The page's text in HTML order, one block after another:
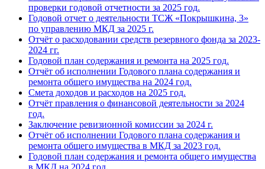
проверки годовой отчетности за 2025 год.
Годовой отчет о деятельности ТСЖ «Покрышкина, 3»
по управлению МКД за 2025 г.
Отчёт о расходовании средств резервного фонда за 2023-
2024 гг.
Годовой план содержания и ремонта на 2025 год.
Отчёт об исполнении Годового плана содержания и
ремонта общего имущества на 2024 год.
Смета доходов и расходов на 2025 год.
Отчёт правления о финансовой деятельности за 2024
год.
Заключение ревизионной комиссии за 2024 г.
Отчёт об исполнении Годового плана содержания и
ремонта общего имущества в МКД за 2023 год.
Годовой план содержания и ремонта общего имущества
в МКД на 2024 год.